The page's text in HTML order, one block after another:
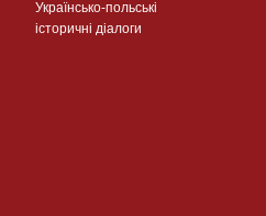
Українсько-польські
історичні діалоги